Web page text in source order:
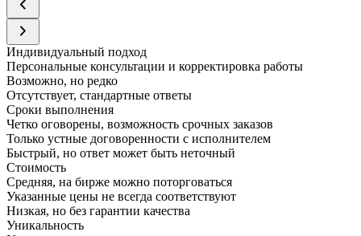
Индивидуальный подход
Персональные консультации и корректировка работы
Возможно, но редко
Отсутствует, стандартные ответы
Сроки выполнения
Четко оговорены, возможность срочных заказов
Только устные договоренности с исполнителем
Быстрый, но ответ может быть неточный
Стоимость
Средняя, на бирже можно поторговаться
Указанные цены не всегда соответствуют
Низкая, но без гарантии качества
Уникальность